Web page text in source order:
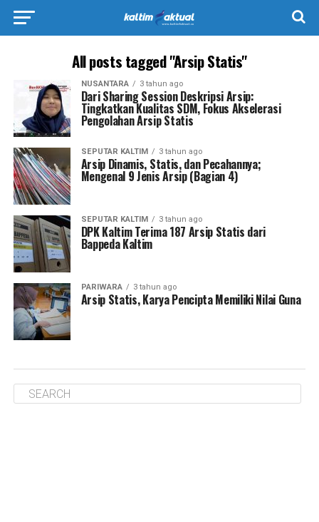
All posts tagged "Arsip Statis"
NUSANTARA 3 tahun ago
Dari Sharing Session Deskripsi Arsip:
Tingkatkan Kualitas SDM, Fokus Akselerasi
Pengolahan Arsip Statis
SEPUTAR KALTIM 3 tahun ago
Arsip Dinamis, Statis, dan Pecahannya;
Mengenal 9 Jenis Arsip (Bagian 4)
SEPUTAR KALTIM 3 tahun ago
DPK Kaltim Terima 187 Arsip Statis dari
Bappeda Kaltim
PARIWARA 3 tahun ago
Arsip Statis, Karya Pencipta Memiliki Nilai Guna